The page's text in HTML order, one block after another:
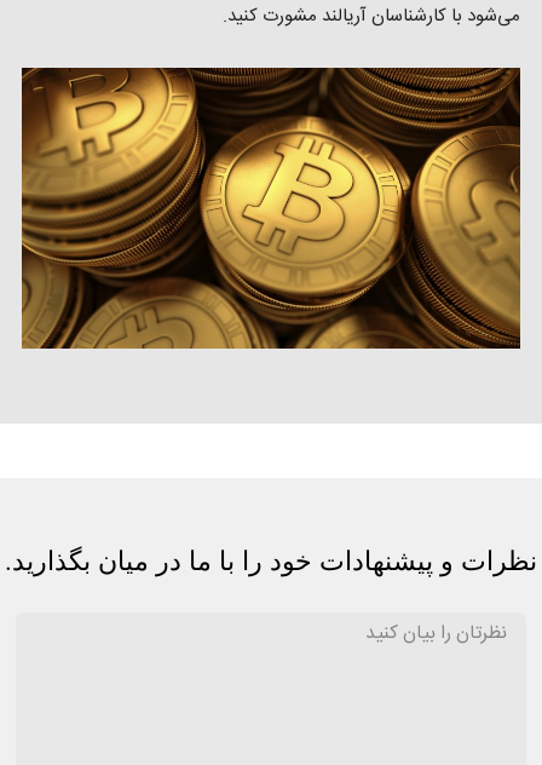
می‌شود با کارشناسان آریالند مشورت کنید.
نظرات و پیشنهادات خود را با ما در میان بگذارید.